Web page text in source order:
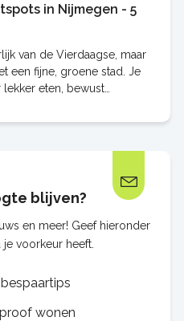
in Nijmegen - 5
van de Vierdaagse, maar
een fijne, groene stad. Je
eten, bewust
en d…
blijven?
en meer! Geef hieronder
voorkeur heeft.
wonen